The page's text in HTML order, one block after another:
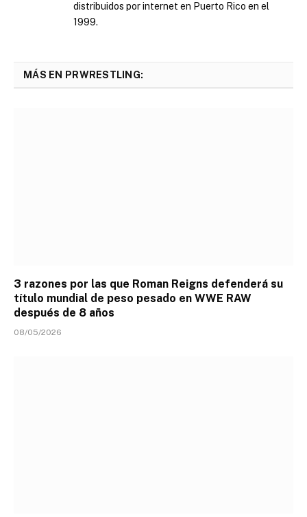
distribuidos por internet en Puerto Rico en el
1999.
MÁS EN PRWRESTLING:
3 razones por las que Roman Reigns defenderá su
título mundial de peso pesado en WWE RAW
después de 8 años
08/05/2026